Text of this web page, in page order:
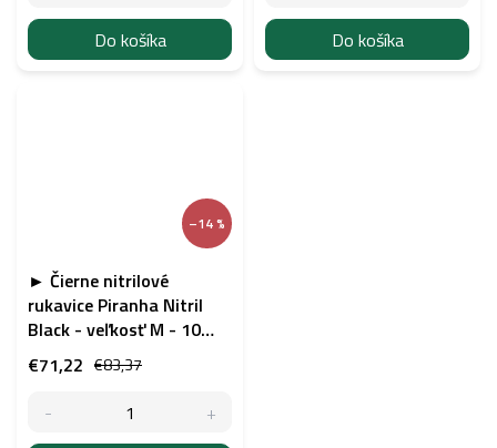
Do košíka Do košíka
–14 %
► Čierne nitrilové
rukavice Piranha Nitril
Black - veľkosť M - 10
balení
€83,37
€71,22